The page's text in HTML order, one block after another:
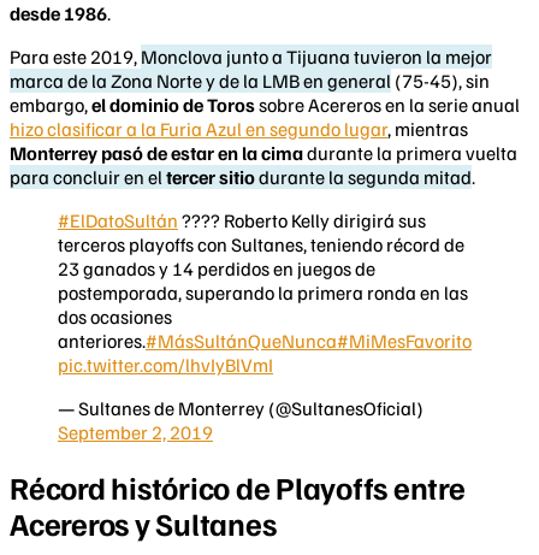
desde 1986.
Para este 2019, Monclova junto a Tijuana tuvieron la mejor
marca de la Zona Norte y de la LMB en general (75-45), sin
embargo,el dominio de Torossobre Acereros en la serie anual
hizo clasificar a la Furia Azul en segundo lugar, mientras
Monterrey pasó de estar en la cimadurante la primera vuelta
para concluir en el tercer sitiodurante la segunda mitad.
#ElDatoSultán ???? Roberto Kelly dirigirá sus
terceros playoffs con Sultanes, teniendo récord de
23 ganados y 14 perdidos en juegos de
postemporada, superando la primera ronda en las
dos ocasiones
anteriores.#MásSultánQueNunca#MiMesFavorito
pic.twitter.com/lhvIyBlVmI
— Sultanes de Monterrey (@SultanesOficial)
September 2, 2019
Récord histórico de Playoffs entre
Acereros y Sultanes